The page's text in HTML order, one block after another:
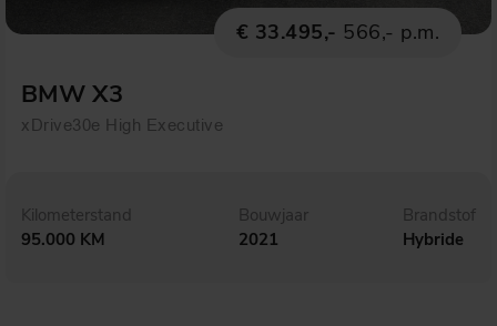
€ 33.495,- 566,- p.m.
BMW X3
xDrive30e High Executive
Kilometerstand
95.000 KM
Bouwjaar
2021
Brandstof
Hybride